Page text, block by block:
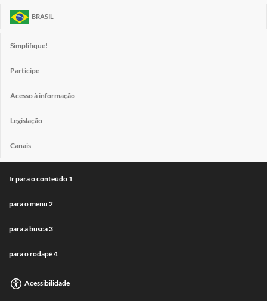
BRASIL
Simplifique!
Participe
Acesso à informação
Legislação
Canais
Ir para o conteúdo 1
para o menu 2
para a busca3
para o rodapé4
Acessibilidade